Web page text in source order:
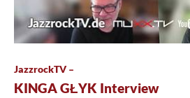
JazzrockTV –
KINGA GŁYK Interview